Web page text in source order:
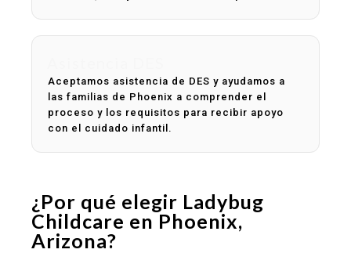
Aceptamos asistencia de DES y ayudamos a
las familias de Phoenix a comprender el
proceso y los requisitos para recibir apoyo
con el cuidado infantil.
¿Por qué elegir Ladybug
Childcare en Phoenix,
Arizona?